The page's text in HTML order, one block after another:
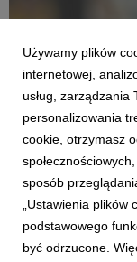
EKSPERCI
Psychologia w
22 października 2024
Ekspert z zakresu
Używamy plików
internetowej,
usług, zarządzania
personalizowania
cookie, otrzymasz
sposób
„Ustawienia
podstawowego
być odrzucone.